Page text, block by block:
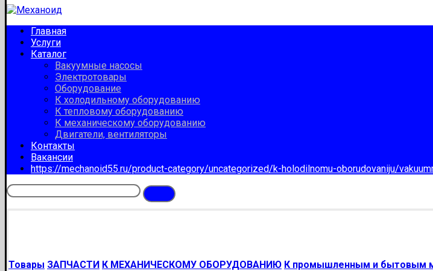
Главная
Услуги
Каталог
Вакуумные насосы
Электротовары
Оборудование
К холодильному оборудованию
К тепловому оборудованию
К механическому оборудованию
Двигатели, вентиляторы
Контакты
Вакансии
https://mechanoid55.ru/product-category/uncategorized/k-holodilnomu-oborudovaniju/
Товары ЗАПЧАСТИ К МЕХАНИЧЕСКОМУ ОБОРУДОВАНИЮ К промышленным и бытовым